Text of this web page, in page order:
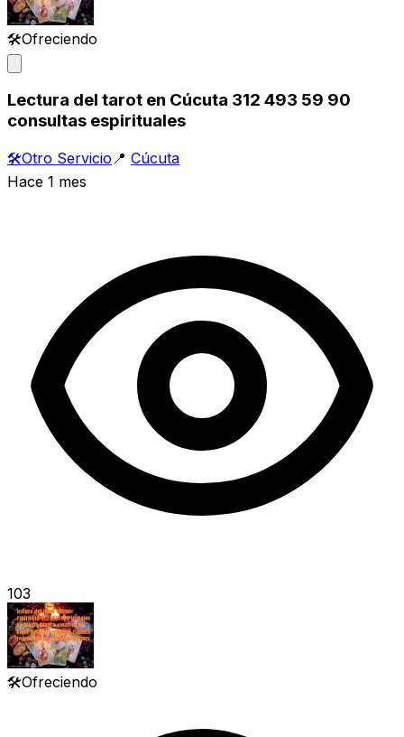
🛠️Ofreciendo
Lectura del tarot en Cúcuta 312 493 59 90
consultas espirituales
🛠️Otro Servicio 📍 Cúcuta
Hace 1 mes
103
🛠️Ofreciendo